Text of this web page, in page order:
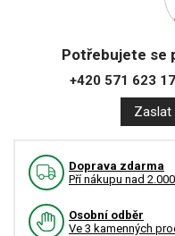
Potřebujete se
+420 571 623
Zaslat
Doprava zdarma
Pří nákupu nad
Osobní odběr
Ve 3 kamenných